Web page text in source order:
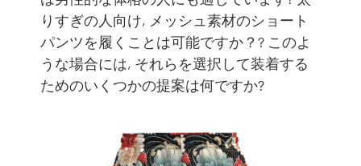
りすぎの人向け, メッシュ素材のショート
パンツを履くことは可能ですか？? このよ
うな場合には, それらを選択して装着する
ためのいくつかの提案は何ですか?